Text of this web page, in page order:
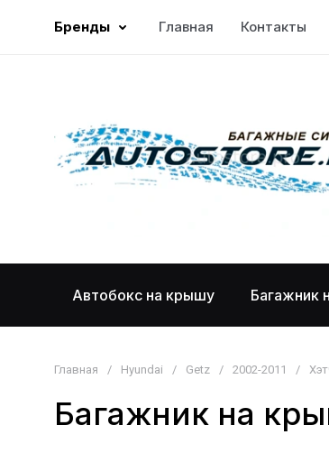
Бренды Главная Контакты
Автобокс на крышу Багажник
Главная / Hyundai / Getz / 2002-2011 /
Багажник на